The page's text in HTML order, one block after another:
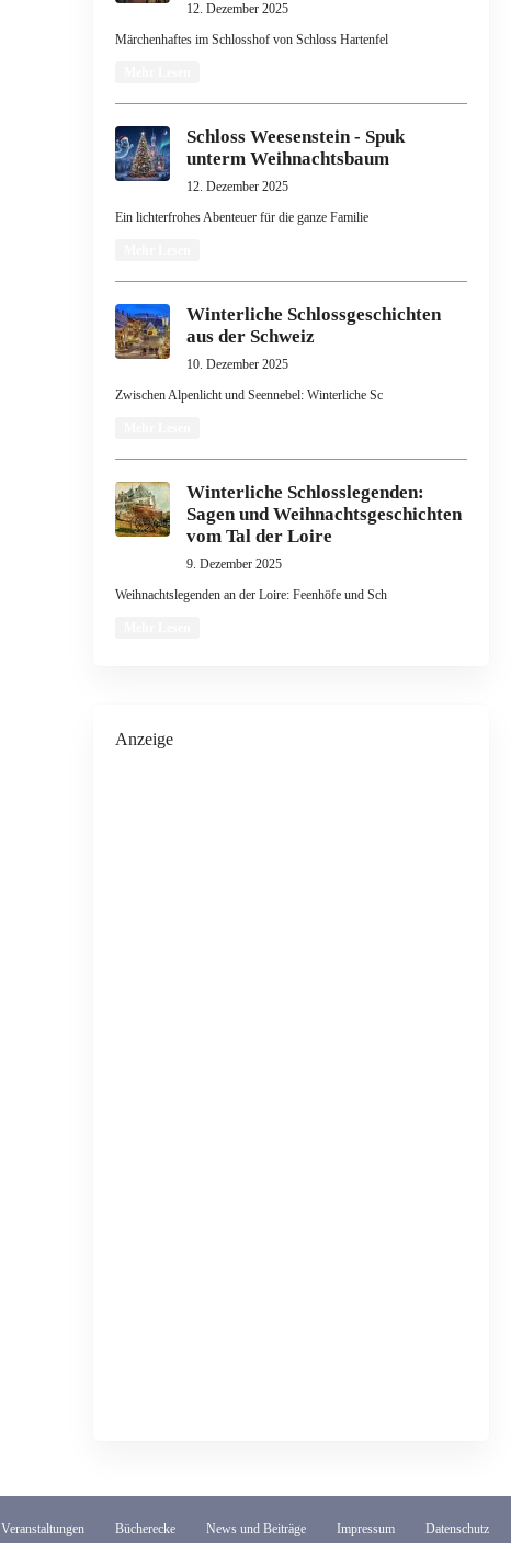
12. Dezember 2025
Märchenhaftes im Schlosshof von Schloss Hartenfel
Schloss Weesenstein - Spuk
unterm Weihnachtsbaum
12. Dezember 2025
Ein lichterfrohes Abenteuer für die ganze Familie
Winterliche Schlossgeschichten
aus der Schweiz
10. Dezember 2025
Zwischen Alpenlicht und Seennebel: Winterliche Sc
Winterliche Schlosslegenden:
Sagen und Weihnachtsgeschichten
vom Tal der Loire
9. Dezember 2025
Weihnachtslegenden an der Loire: Feenhöfe und Sch
Anzeige
Veranstaltungen Bücherecke News und Beiträge Impressum Datenschutz